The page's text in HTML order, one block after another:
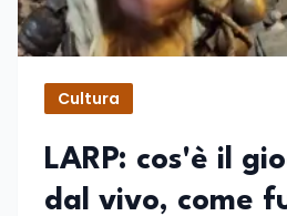
Cultura
LARP: cos'è il
dal vivo, come